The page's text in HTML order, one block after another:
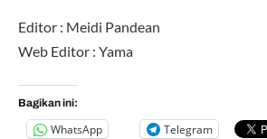
Editor : Meidi Pandean
Web Editor : Yama
Bagikan ini:
WhatsApp
Telegram